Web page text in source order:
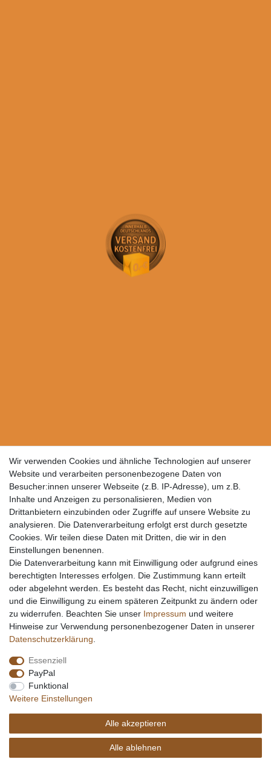
Wir verwenden Cookies und ähnliche Technologien auf unserer
Website und verarbeiten personenbezogene Daten von
Besucher:innen unserer Webseite (z.B. IP-Adresse), um z.B.
Inhalte und Anzeigen zu personalisieren, Medien von
Drittanbietern einzubinden oder Zugriffe auf unsere Website zu
analysieren. Die Datenverarbeitung erfolgt erst durch gesetzte
Cookies. Wir teilen diese Daten mit Dritten, die wir in den
Einstellungen benennen.
Die Datenverarbeitung kann mit Einwilligung oder aufgrund eines
berechtigten Interesses erfolgen. Die Zustimmung kann erteilt
oder abgelehnt werden. Es besteht das Recht, nicht einzuwilligen
und die Einwilligung zu einem späteren Zeitpunkt zu ändern oder
zu widerrufen. Beachten Sie unser Impressum und weitere
Hinweise zur Verwendung personenbezogener Daten in unserer
Daten­schutz­erklärung
Essenziell
PayPal
Funktional
Weitere Einstellungen
Alle akzeptieren
Alle ablehnen